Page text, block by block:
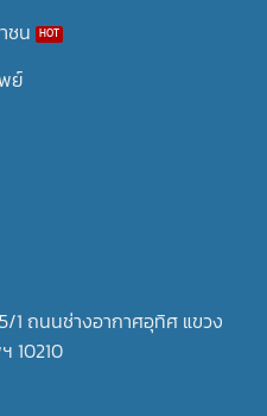
ชน
ย์
ถนนช่างอากาศอุทิศ แขวง
10210